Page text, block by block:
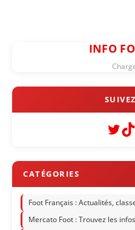
INFO
Foot Français : Actualités,
Mercato Foot : Trouvez les